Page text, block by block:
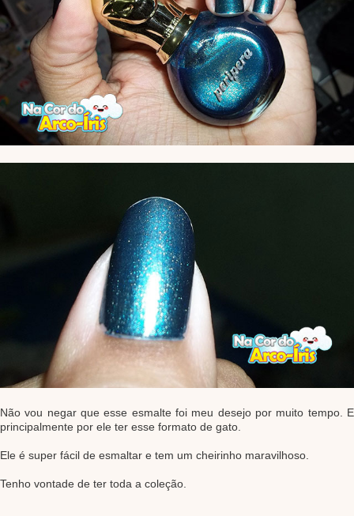
Não vou negar que esse esmalte foi meu desejo por muito tempo. E
principalmente por ele ter esse formato de gato.
Ele é super fácil de esmaltar e tem um cheirinho maravilhoso.
Tenho vontade de ter toda a coleção.